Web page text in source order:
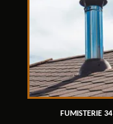
FUMISTERIE 34